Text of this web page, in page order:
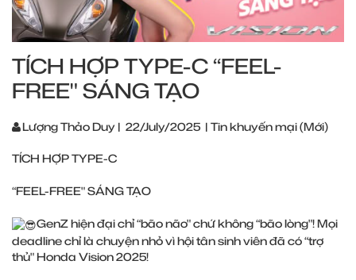
TÍCH HỢP TYPE-C “FEEL-
FREE" SÁNG TẠO
Lượng Thảo Duy | 22/July/2025 | Tin khuyến mại (Mới)
TÍCH HỢP TYPE-C
“FEEL-FREE" SÁNG TẠO
GenZ hiện đại chỉ “bão não" chứ không “bão lòng"! Mọi
deadline chỉ là chuyện nhỏ vì hội tân sinh viên đã có “trợ
thủ" Honda Vision 2025!